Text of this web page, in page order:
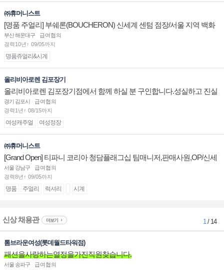
㈜휴머니스트
[명품 주얼리] 부쉐론(BOUCHERON) 신세계 센텀 점장/서울 지역 백화
점 판매사원 채용
부산 해운대구
급여협의
경력10년↑ 09/05까지
명품쥬얼리&시계
올리비아로렌 김포장기
올리비아로렌 김포장기점에서 함께 하실 분 구인합니다.성실하고 진실
된 마음 하나면 됩니다.
경기 김포시
급여협의
경력1년↑ 08/15까지
여성캐주얼 여성정장
㈜휴머니스트
[Grand Open] 티파니 코리아 청담플래그십 팀매니저,판매사원,OP/신세
계대전 판매사원 채용
서울 강남구
급여협의
경력8년↑ 09/05까지
명품 주얼리 럭셔리 시계
신상 채용관 더보기 1/ 14
톰브라운여성(롯데월드타워점)
패션을사랑하는열정을가진직원찾습니다.
서울 송파구
급여협의